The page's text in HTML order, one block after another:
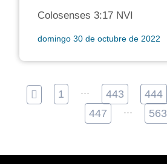
Colosenses 3:17 NVI
domingo 30 de octubre de 2022
1 ... 443 444
447
... 563